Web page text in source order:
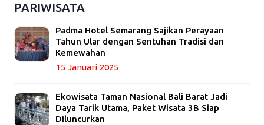
PARIWISATA
Padma Hotel Semarang Sajikan Perayaan
Tahun Ular dengan Sentuhan Tradisi dan
Kemewahan
15 Januari 2025
Ekowisata Taman Nasional Bali Barat Jadi
Daya Tarik Utama, Paket Wisata 3B Siap
Diluncurkan